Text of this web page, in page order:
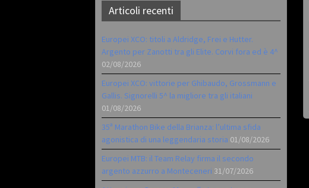
Articoli recenti
Europei XCO: titoli a Aldridge, Frei e Hutter.
Argento per Zanotti tra gli Elite. Corvi fora ed è 4^
02/08/2026
Europei XCO: vittorie per Ghibaudo, Grossmann e
Gallis. Signorelli 5^ la migliore tra gli italiani
01/08/2026
35ª Marathon Bike della Brianza: l’ultima sfida
agonistica di una leggendaria storia 01/08/2026
Europei MTB: il Team Relay firma il secondo
argento azzurro a Monteceneri 31/07/2026